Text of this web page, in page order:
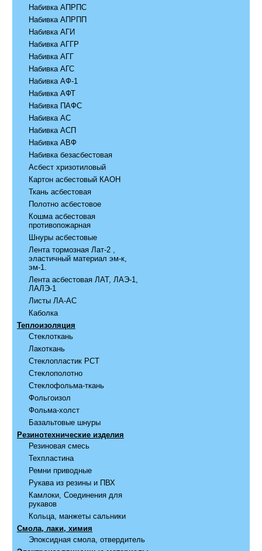
Набивка АПРПС
Набивка АПРПП
Набивка АГИ
Набивка АГГР
Набивка АГГ
Набивка АГС
Набивка АФ-1
Набивка АФТ
Набивка ПАФС
Набивка АС
Набивка АСП
Набивка АВФ
Набивка безасбестовая
Асбест хризотиловый
Картон асбестовый КАОН
Ткань асбестовая
Полотно асбестовое
Кошма асбестовая
противопожарная
Шнуры асбестовые
Лента тормозная Лат-2 ,
эластичный материал эм-к,
эм-1.
Лента асбестовая ЛАТ, ЛАЭ-1,
ЛАЛЭ-1
Листы ЛА-АС
Каболка
Теплоизоляция
Стеклоткань
Лакоткань
Стеклопластик РСТ
Стеклополотно
Стеклофольма-ткань
Фольгоизол
Фольма-холст
Базальтовые шнуры
Резинотехнические изделия
Резиновая смесь
Техпластина
Ремни приводные
Рукава из резины и ПВХ
Камлоки, Соединения для
рукавов
Кольца, манжеты сальники
Смола, лаки, химия
Эпоксидная смола, отвердитель